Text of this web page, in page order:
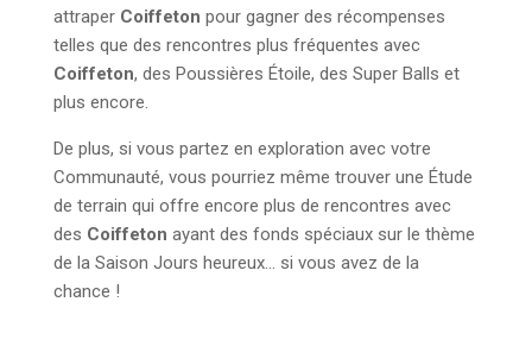
attraper Coiffeton pour gagner des récompenses
telles que des rencontres plus fréquentes avec
Coiffeton, des Poussières Étoile, des Super Balls et
plus encore.
De plus, si vous partez en exploration avec votre
Communauté, vous pourriez même trouver une Étude
de terrain qui offre encore plus de rencontres avec
des Coiffeton ayant des fonds spéciaux sur le thème
de la Saison Jours heureux… si vous avez de la
chance !